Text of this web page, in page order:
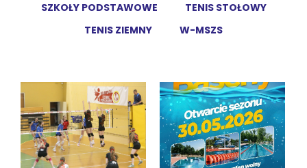
SZKOŁY PODSTAWOWE
TENIS STOŁOWY
TENIS ZIEMNY
W-MSZS